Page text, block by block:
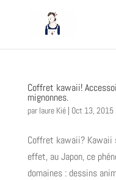
Coffret kawaii!
mignonnes.
par laure Kié| Oct 13, 2015|
Coffret kawaii? Kawaii
effet, au Japon, ce
domaines : dessins